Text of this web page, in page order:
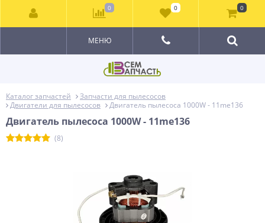
МЕНЮ
Каталог запчастей
Запчасти для пылесосов
Двигатели для пылесосов
Двигатель пылесоса 1000W - 11me136
Двигатель пылесоса 1000W - 11me136
(8)
0 0 0